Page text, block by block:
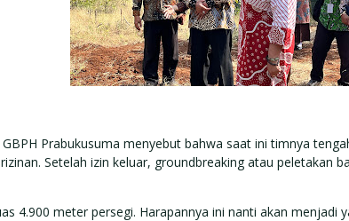
Prabukusuma menyebut bahwa saat ini timnya
Setelah izin keluar, groundbreaking atau peletakan
4.900 meter persegi. Harapannya ini nanti akan menjadi